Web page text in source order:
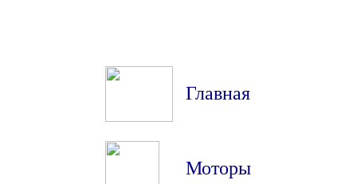
Главная
Моторы